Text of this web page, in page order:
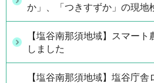
か」、「つきすずか」の現地
【塩谷南那須地域】スマー
しました
【塩谷南那須地域】塩谷庁